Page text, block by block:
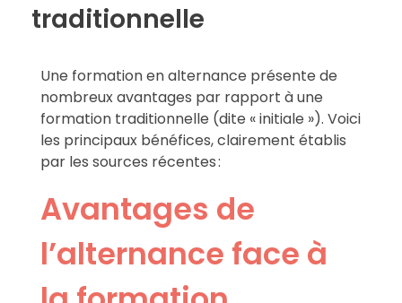
traditionnelle
Une formation en alternance présente de
nombreux avantages par rapport à une
formation traditionnelle (dite « initiale »). Voici
les principaux bénéfices, clairement établis
par les sources récentes :
Avantages de
l’alternance face à